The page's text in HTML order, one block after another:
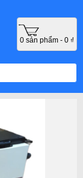
0 sản phẩm - 0 ₫